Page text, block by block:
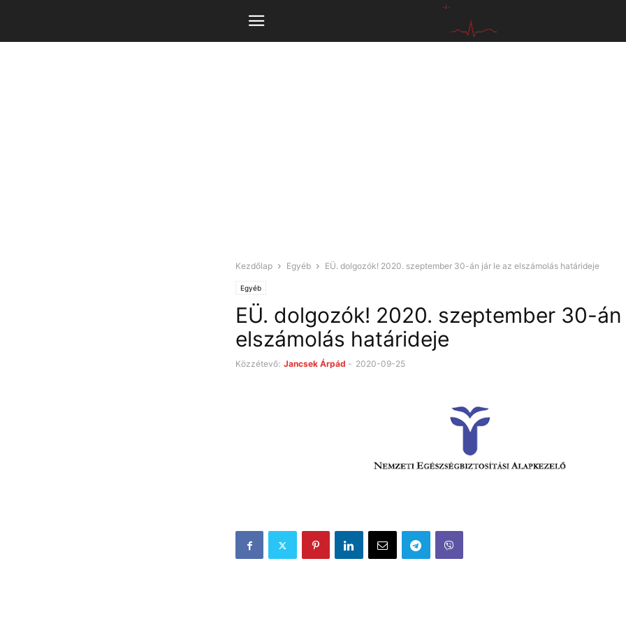
Kezdőlap Egyéb EÜ. dolgozók! 2020. szeptember 30-án jár le az elszámolás határideje
Egyéb
EÜ. dolgozók! 2020. szeptember 30-án
elszámolás határideje
Közzétevő: Jancsek Árpád - 2020-09-25